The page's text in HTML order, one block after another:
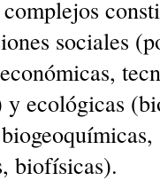
sociales
y ecológicas
biofísicas).